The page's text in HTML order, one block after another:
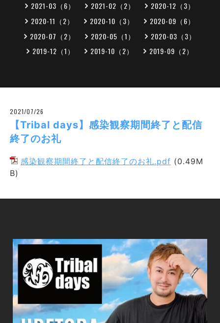
2021-03（6）
2021-02（2）
2020-12（3）
2020-11（2）
2020-10（3）
2020-09（6）
2020-07（2）
2020-05（1）
2020-03（3）
2019-12（1）
2019-10（2） 2019-09（2）
2021/07/26
【Tribal days】感染観察期間終了と配信
終了のお礼
感染観察期間終了と配信終了のお礼.pdf (0.49M
B)